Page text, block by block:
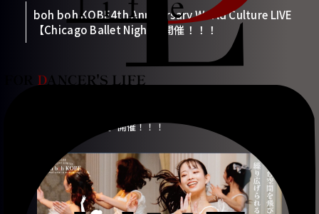
boh boh KOBE4th Anniversary World Culture LIVE
【Chicago Ballet Night】開催！！！
ago Ballet Night】開催！！！